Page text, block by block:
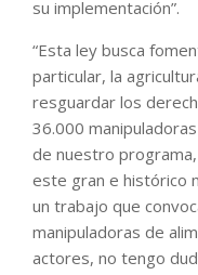
su implementación”.
“Esta ley busca
particular, la
resguardar los
36.000
de nuestro
este gran e histórico
un trabajo que
manipuladoras de
actores, no tengo